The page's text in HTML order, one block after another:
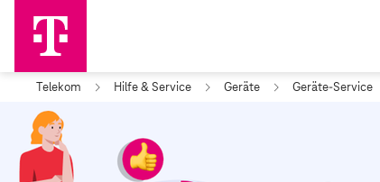
Telekom Hilfe & Service Geräte Geräte-Service